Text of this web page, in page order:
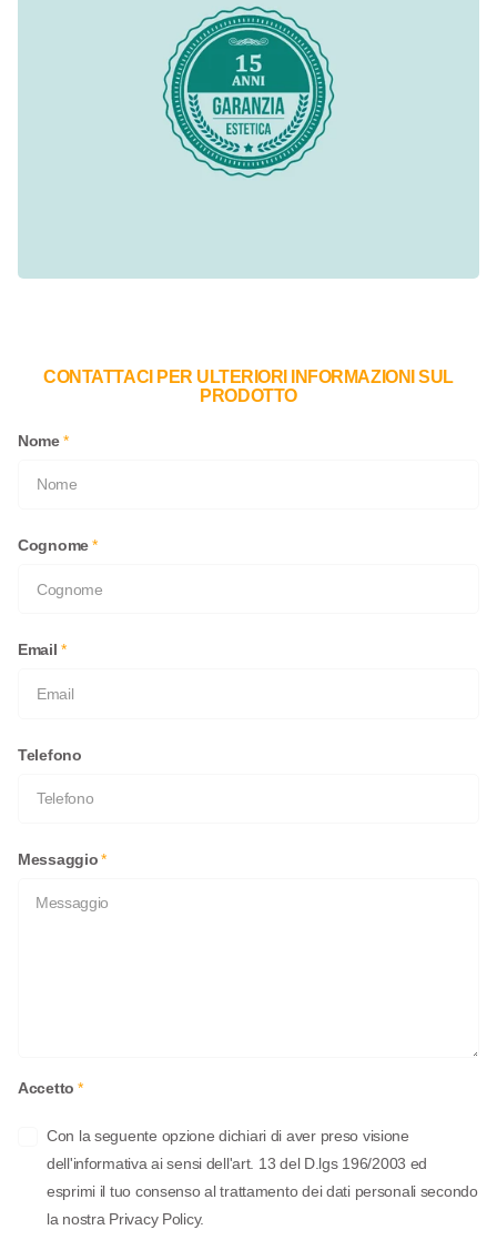
CONTATTACI PER ULTERIORI INFORMAZIONI SUL
PRODOTTO
Nome*
Cognome*
Email *
Telefono
Messaggio *
Accetto *
Con la seguente opzione dichiari di aver preso visione
dell'informativa ai sensi dell'art. 13 del D.lgs 196/2003 ed
esprimi il tuo consenso al trattamento dei dati personali secondo
la nostra Privacy Policy.